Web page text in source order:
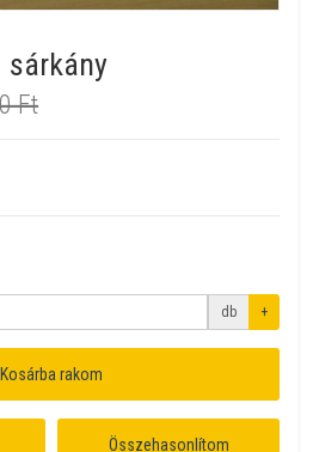
sárkány
Ft
db +
Kosárba rakom
Összehasonlítom